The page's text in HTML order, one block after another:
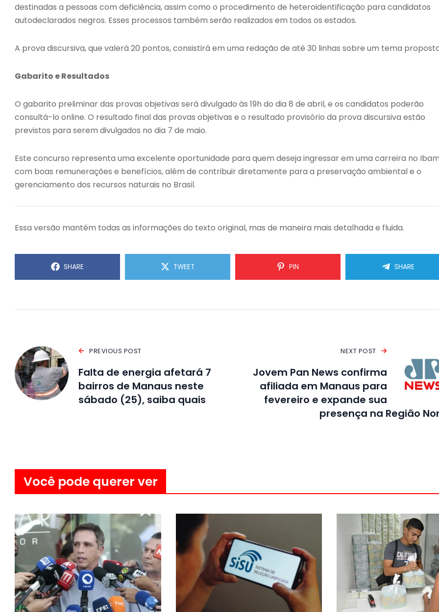
destinadas a pessoas com deficiência, assim como o procedimento de heteroidentificação para candidatos
autodeclarados negros. Esses processos também serão realizados em todos os estados.
A prova discursiva, que valerá 20 pontos, consistirá em uma redação de até 30 linhas sobre um tema
Gabarito e Resultados
O gabarito preliminar das provas objetivas será divulgado às 19h do dia 8 de abril, e os candidatos poderão
consultá-lo online. O resultado final das provas objetivas e o resultado provisório da prova discursiva estão
previstos para serem divulgados no dia 7 de maio.
Este concurso representa uma excelente oportunidade para quem deseja ingressar em uma carreira no
com boas remunerações e benefícios, além de contribuir diretamente para a preservação ambiental e o
gerenciamento dos recursos naturais no Brasil.
Essa versão mantém todas as informações do texto original, mas de maneira mais detalhada e fluida.
SHARE TWEET PIN SHARE
PREVIOUS POST
Falta de energia afetará 7
bairros de Manaus neste
sábado (25), saiba quais
NEXT POST
Jovem Pan News confirma
afiliada em Manaus para
fevereiro e expande sua
presença na Região
Você pode querer ver